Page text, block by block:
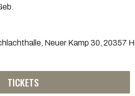
Neuer Kamp 30, 20357
TICKETS